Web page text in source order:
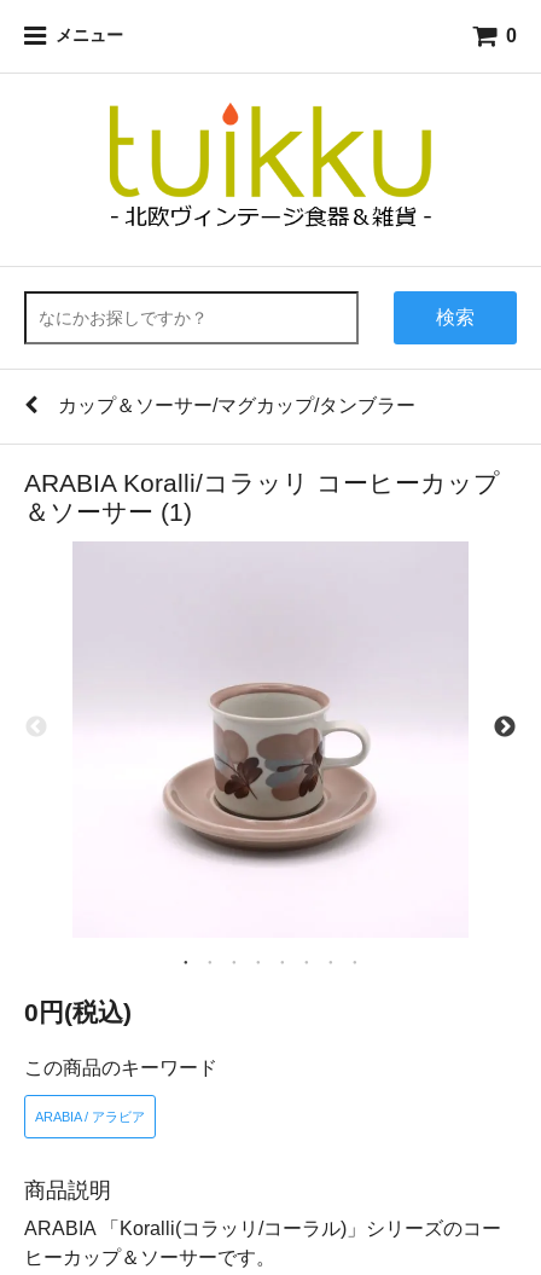
メニュー 0
検索
カップ＆ソーサー/マグカップ/タンブラー
ARABIA Koralli/コラッリ コーヒーカップ
＆ソーサー (1)
0円(税込)
この商品のキーワード
ARABIA / アラビア
商品説明
ARABIA 「Koralli(コラッリ/コーラル)」シリーズのコー
ヒーカップ＆ソーサーです。